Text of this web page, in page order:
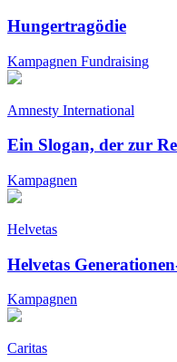
Hungertragödie
Kampagnen Fundraising
Amnesty International
Ein Slogan, der zur
Kampagnen
Helvetas
Helvetas
Kampagnen
Caritas